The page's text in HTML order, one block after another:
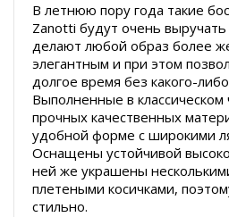
В летнюю пору года такие
Zanotti будут очень
делают любой образ более
элегантным и при этом
долгое время без какого-
Выполненные в
прочных качественных
удобной форме с широкими
Оснащены устойчивой
ней же украшены
плетеными косичками,
стильно.